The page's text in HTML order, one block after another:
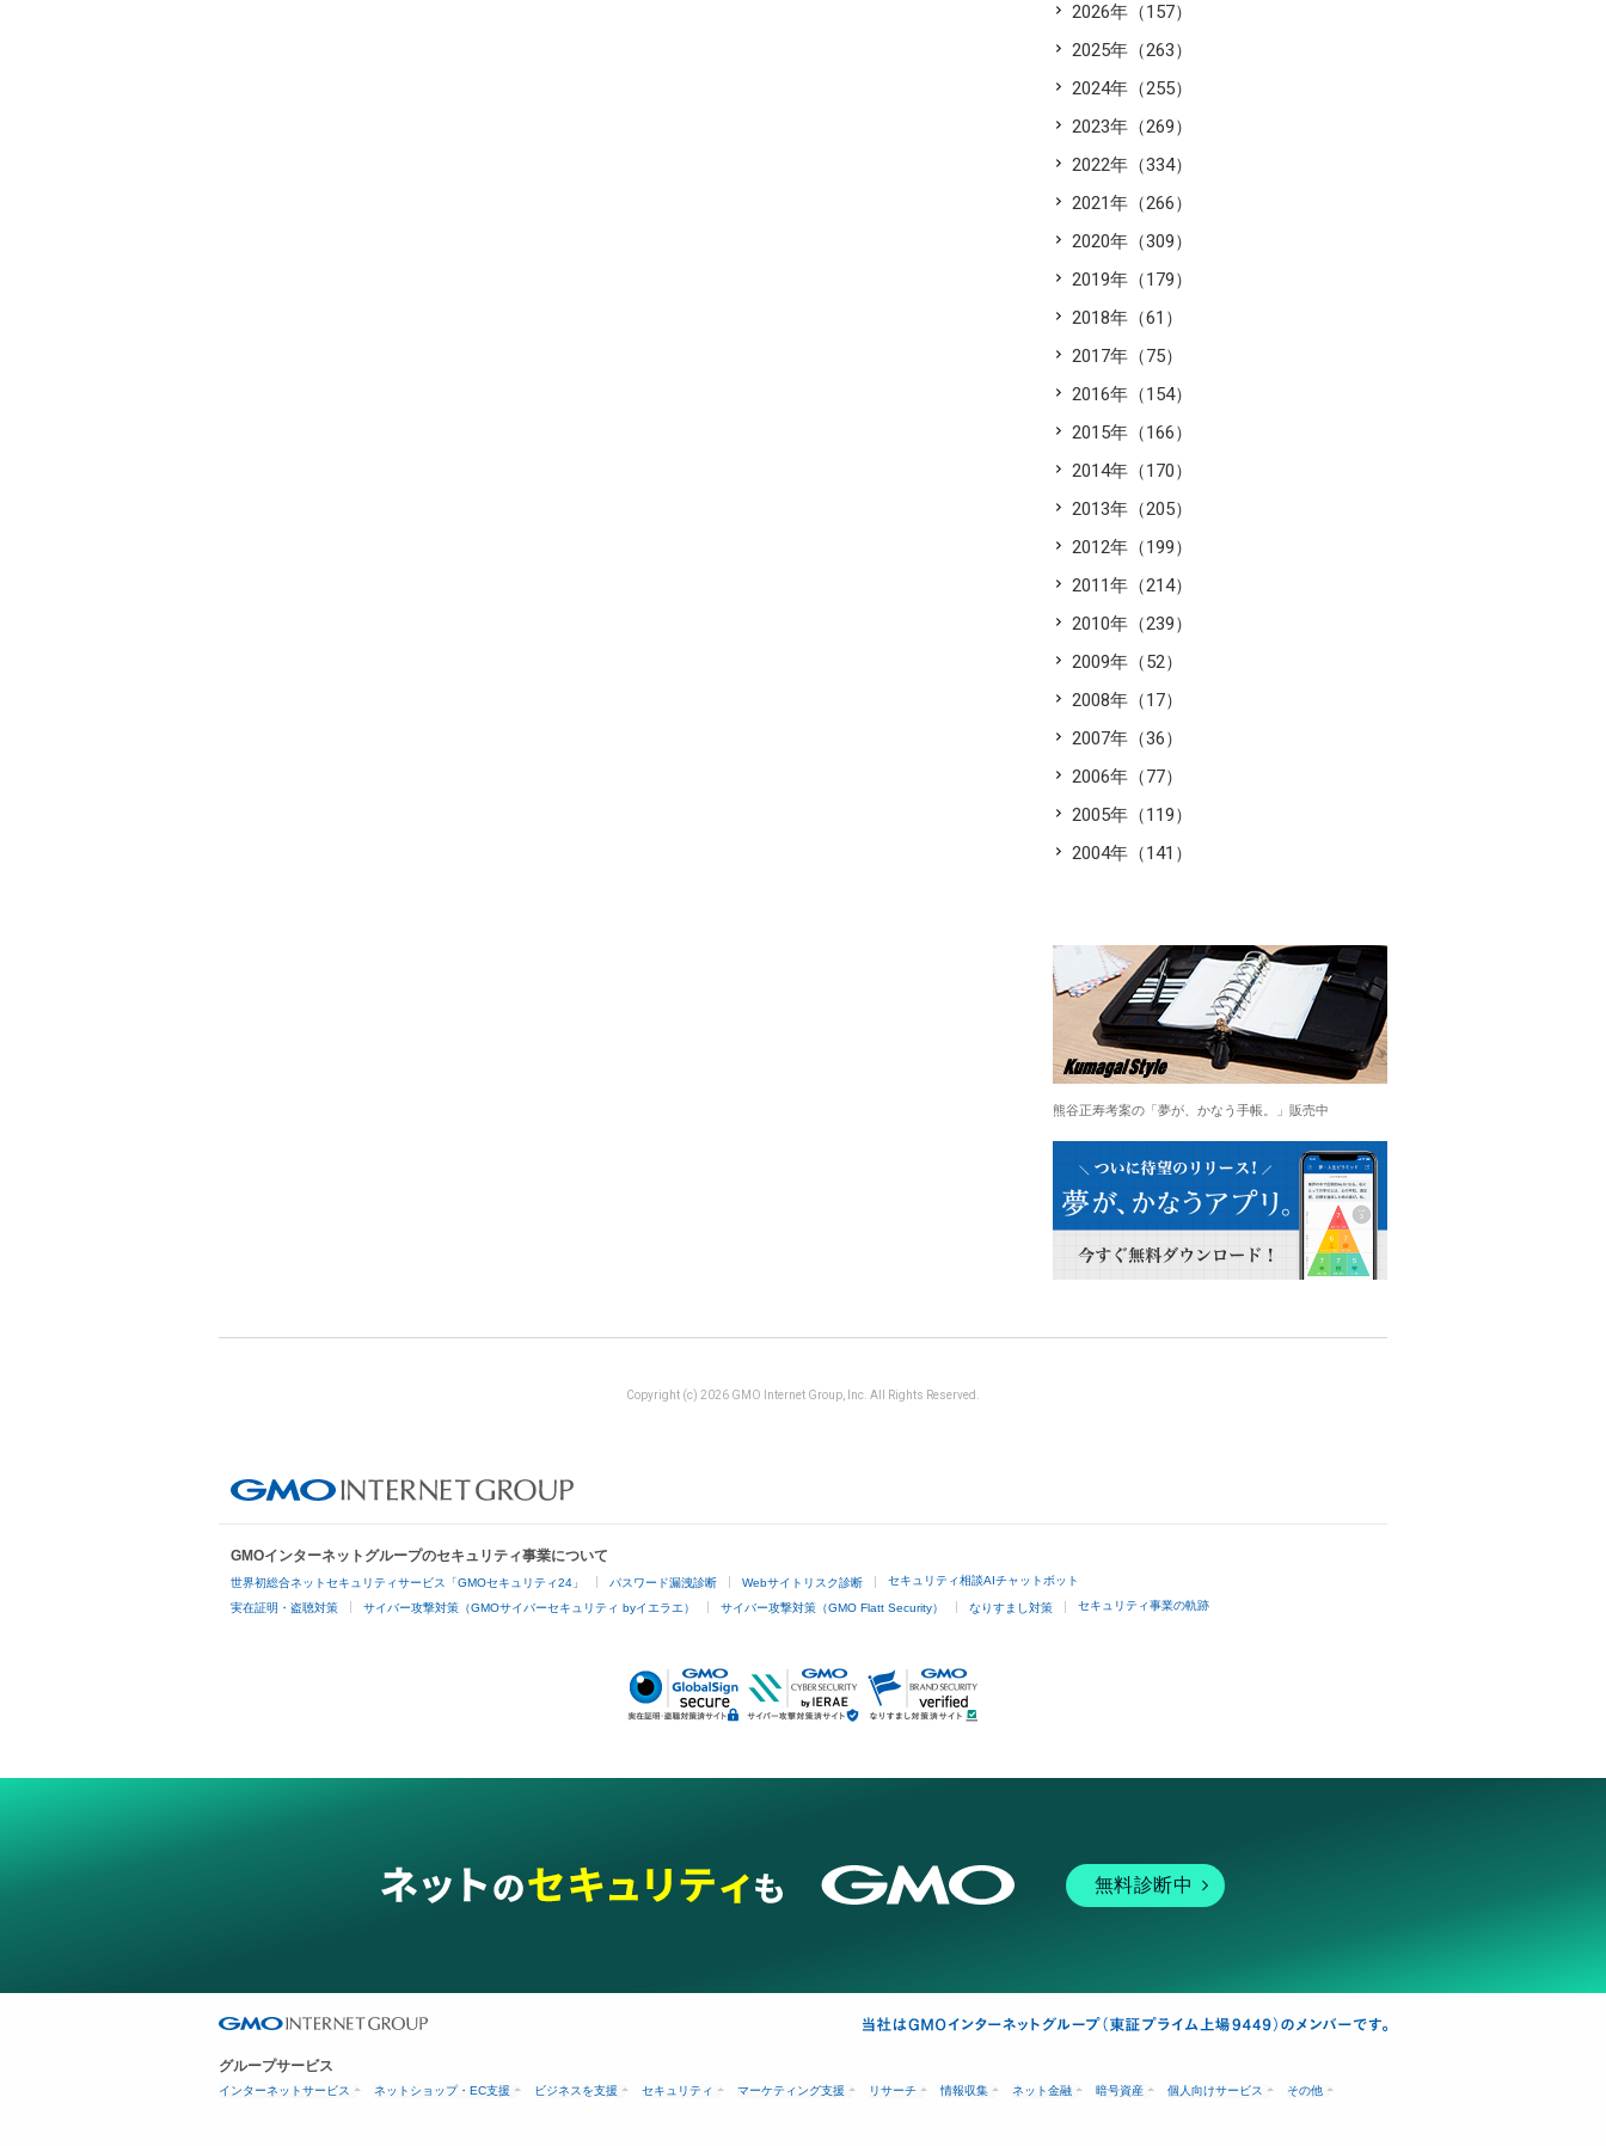
2026年（157）
2025年（263）
2024年（255）
2023年（269）
2022年（334）
2021年（266）
2020年（309）
2019年（179）
2018年（61）
2017年（75）
2016年（154）
2015年（166）
2014年（170）
2013年（205）
2012年（199）
2011年（214）
2010年（239）
2009年（52）
2008年（17）
2007年（36）
2006年（77）
2005年（119）
2004年（141）
熊谷正寿考案の「夢が、かなう手帳。」販売中
Copyright (c) 2026 GMO Internet Group, Inc. All Rights Reserved.
GMOインターネットグループのセキュリティ事業について
世界初総合ネットセキュリティサービス「GMOセキュリティ24」 パスワード漏洩診断 Webサイトリスク診断 セキュリティ相談AIチャットボット
実在証明・盗聴対策 サイバー攻撃対策（GMOサイバーセキュリティ byイエラエ） サイバー攻撃対策（GMO Flatt Security） なりすまし対策 セキュリティ事業の軌跡
無料診断中
グループサービス
インターネットサービス ネットショップ・EC支援 ビジネスを支援 セキュリティ マーケティング支援 リサーチ 情報収集 ネット金融 暗号資産 個人向けサービス その他